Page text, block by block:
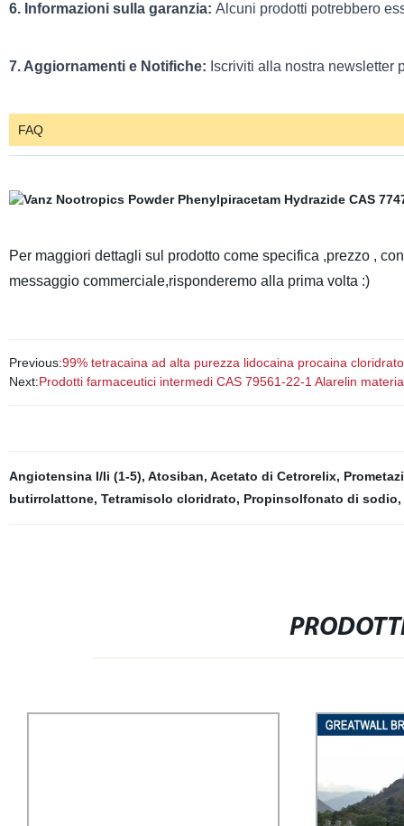
6. Informazioni sulla garanzia: Alcuni prodotti potrebbero
7. Aggiornamenti e Notifiche: Iscriviti alla nostra newsletter
FAQ
Per maggiori dettagli sul prodotto come specifica ,prezzo ,
messaggio commerciale,risponderemo alla prima volta :)
Previous:99% tetracaina ad alta purezza lidocaina procaina
Next:Prodotti farmaceutici intermedi CAS 79561-22-1 Alarelin
Angiotensina I/Ii (1-5), Atosiban, Acetato di Cetrorelix,
butirrolattone, Tetramisolo cloridrato, Propinsolfonato di sodio,